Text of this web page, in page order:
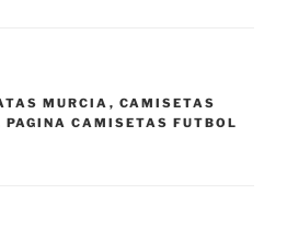
MURCIA , CAMISETAS
PAGINA CAMISETAS FUTBOL